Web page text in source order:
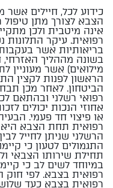
כידוע לכל, חיילים
הצבא לצורך מתן טיפול
אינה מיטבית ולכן
רפואית. עיקר התלונות
בריאותיות אשר
בשונה מההליך האזרחי,
מילואים) אשר
הראשון לפנות לקצין
הביטחון. לאחר מכן
רפואי רשלני ובהתאם
אחוזי הנכות יכולים
או פיצוי חד פעמי.
רפואית תחת הצבא היא
הרשלני שניתן לחייל
התגמולים לטעון כי
תחילת שירותו הצבאי
במיוחד לשים לב כי
רפואית בצבא. לפי חוק
רפואית בצבא כעד